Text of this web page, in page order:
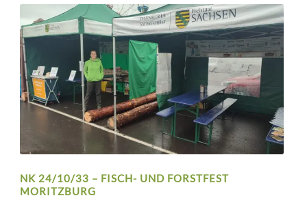
NK 24/10/33 – FISCH- UND FORSTFEST
MORITZBURG